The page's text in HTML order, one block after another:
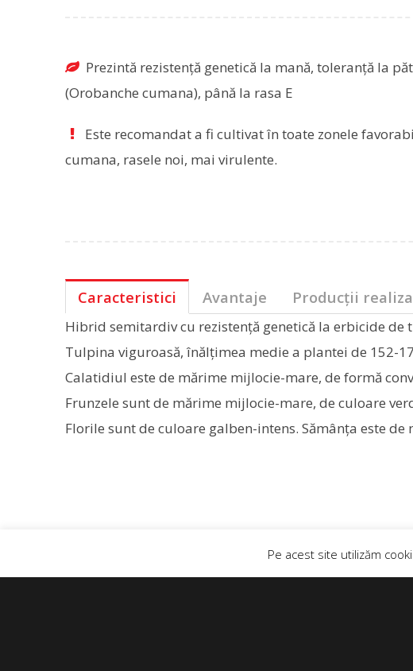
Prezintă rezistență genetică la mană, toleranță la
(Orobanche cumana), până la rasa E
Este recomandat a fi cultivat în toate zonele
cumana, rasele noi, mai virulente.
Caracteristici Avantaje Producții
Hibrid semitardiv cu rezistenţă genetică la erbicide de
Tulpina viguroasă, înălțimea medie a plantei de 152-
Calatidiul este de mărime mijlocie-mare, de formă
Frunzele sunt de mărime mijlocie-mare, de culoare
Florile sunt de culoare galben-intens. Sămânța este
Pe acest site utilizăm